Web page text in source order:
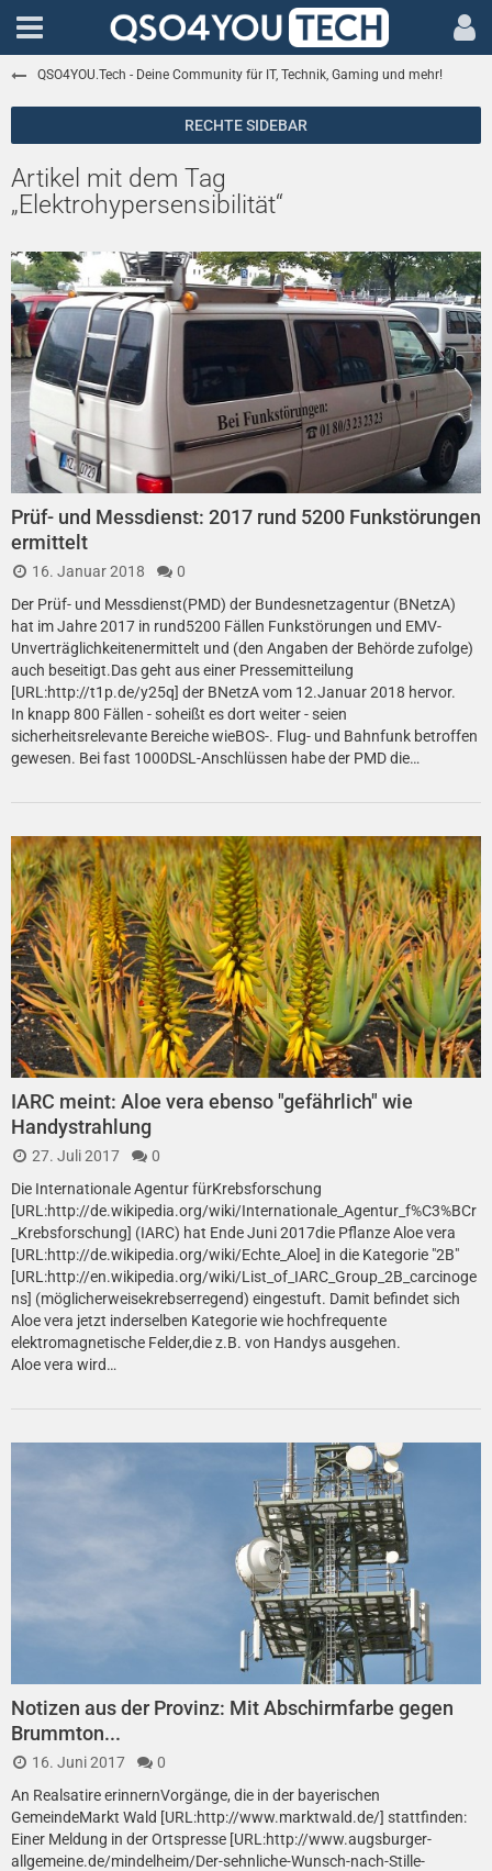
QSO4YOU.Tech - Deine Community für IT, Technik, Gaming und mehr!
Artikel mit dem Tag
„Elektrohypersensibilität“
Prüf- und Messdienst: 2017 rund 5200 Funkstörungen
ermittelt
16. Januar 2018
0
Der Prüf- und Messdienst(PMD) der Bundesnetzagentur (BNetzA)
hat im Jahre 2017 in rund5200 Fällen Funkstörungen und EMV-
Unverträglichkeitenermittelt und (den Angaben der Behörde zufolge)
auch beseitigt.Das geht aus einer Pressemitteilung
[URL:http://t1p.de/y25q] der BNetzA vom 12.Januar 2018 hervor.
In knapp 800 Fällen - soheißt es dort weiter - seien
sicherheitsrelevante Bereiche wieBOS-. Flug- und Bahnfunk betroffen
gewesen. Bei fast 1000DSL-Anschlüssen habe der PMD die…
IARC meint: Aloe vera ebenso "gefährlich" wie
Handystrahlung
27. Juli 2017
0
Die Internationale Agentur fürKrebsforschung
[URL:http://de.wikipedia.org/wiki/Internationale_Agentur_f%C3%BCr
_Krebsforschung] (IARC) hat Ende Juni 2017die Pflanze Aloe vera
[URL:http://de.wikipedia.org/wiki/Echte_Aloe] in die Kategorie "2B"
[URL:http://en.wikipedia.org/wiki/List_of_IARC_Group_2B_carcinoge
ns] (möglicherweisekrebserregend) eingestuft. Damit befindet sich
Aloe vera jetzt inderselben Kategorie wie hochfrequente
elektromagnetische Felder,die z.B. von Handys ausgehen.
Aloe vera wird…
Notizen aus der Provinz: Mit Abschirmfarbe gegen
Brummton...
16. Juni 2017
0
An Realsatire erinnernVorgänge, die in der bayerischen
GemeindeMarkt Wald [URL:http://www.marktwald.de/] stattfinden:
Einer Meldung in der Ortspresse [URL:http://www.augsburger-
allgemeine.de/mindelheim/Der-sehnliche-Wunsch-nach-Stille-